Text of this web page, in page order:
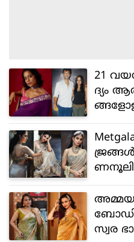
21
ദ്യം
പിന്നീട്
പറ്റി
ജ്രങ്ങൾ
ബോഡി
സ്വര